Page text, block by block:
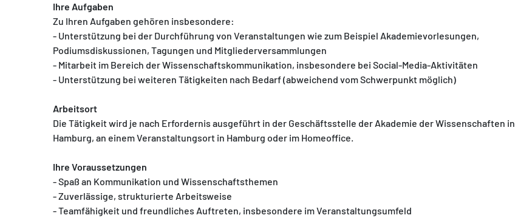
Ihre Aufgaben
Zu Ihren Aufgaben gehören insbesondere:
- Unterstützung bei der Durchführung von Veranstaltungen wie zum Beispiel Akademievorlesungen,
Podiumsdiskussionen, Tagungen und Mitgliederversammlungen
- Mitarbeit im Bereich der Wissenschaftskommunikation, insbesondere bei Social-Media-Aktivitäten
- Unterstützung bei weiteren Tätigkeiten nach Bedarf (abweichend vom Schwerpunkt möglich)
Arbeitsort
Die Tätigkeit wird je nach Erfordernis ausgeführt in der Geschäftsstelle der Akademie der Wissenschaften in
Hamburg, an einem Veranstaltungsort in Hamburg oder im Homeoffice.
Ihre Voraussetzungen
- Spaß an Kommunikation und Wissenschaftsthemen
- Zuverlässige, strukturierte Arbeitsweise
- Teamfähigkeit und freundliches Auftreten, insbesondere im Veranstaltungsumfeld
Diese Informationen helfen uns zu verstehen, wie
unsere Besucher unsere Website nutzen.
Matomo